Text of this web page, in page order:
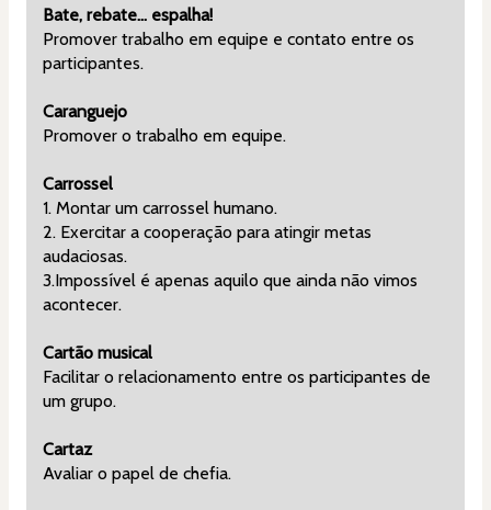
Bate, rebate... espalha!
Promover trabalho em equipe e contato entre os
participantes.
Caranguejo
Promover o trabalho em equipe.
Carrossel
1. Montar um carrossel humano.
2. Exercitar a cooperação para atingir metas
audaciosas.
3.Impossível é apenas aquilo que ainda não vimos
acontecer.
Cartão musical
Facilitar o relacionamento entre os participantes de
um grupo.
Cartaz
Avaliar o papel de chefia.